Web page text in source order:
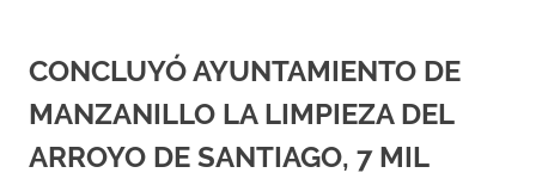
CONCLUYÓ AYUNTAMIENTO DE
MANZANILLO LA LIMPIEZA DEL
ARROYO DE SANTIAGO, 7 MIL